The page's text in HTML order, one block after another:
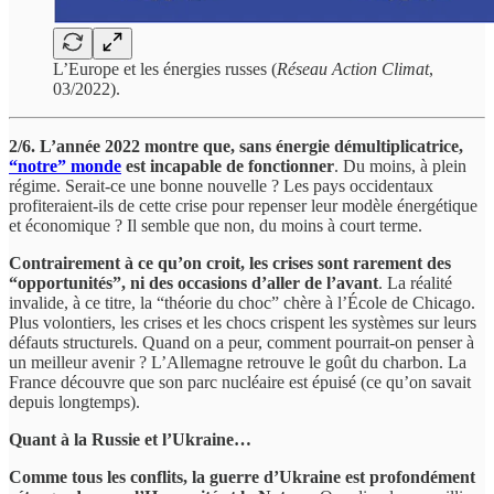
L’Europe et les énergies russes (Réseau Action Climat,
03/2022).
2/6. L’année 2022 montre que, sans énergie démultiplicatrice,
“notre” monde est incapable de fonctionner. Du moins, à plein
régime. Serait-ce une bonne nouvelle ? Les pays occidentaux
profiteraient-ils de cette crise pour repenser leur modèle énergétique
et économique ? Il semble que non, du moins à court terme.
Contrairement à ce qu’on croit, les crises sont rarement des
“opportunités”, ni des occasions d’aller de l’avant. La réalité
invalide, à ce titre, la “théorie du choc” chère à l’École de Chicago.
Plus volontiers, les crises et les chocs crispent les systèmes sur leurs
défauts structurels. Quand on a peur, comment pourrait-on penser à
un meilleur avenir ? L’Allemagne retrouve le goût du charbon. La
France découvre que son parc nucléaire est épuisé (ce qu’on savait
depuis longtemps).
Quant à la Russie et l’Ukraine…
Comme tous les conflits, la guerre d’Ukraine est profondément